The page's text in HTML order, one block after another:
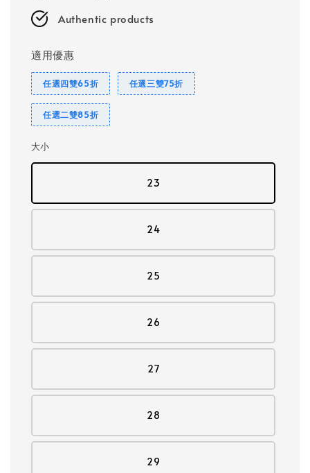
Authentic products
適用優惠
任選四雙65折 任選三雙75折
任選二雙85折
大小
23
24
25
26
27
28
29